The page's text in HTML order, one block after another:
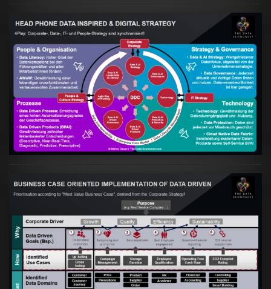
Artikel:Kennst Du schon die "Head Phone
Data Driven Strategy"?
VIEW
Artikel:
Business Case orientierte
Etablierung einer Data Driven Company
VIEW